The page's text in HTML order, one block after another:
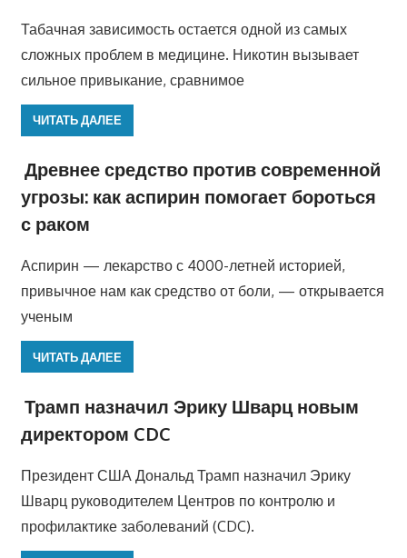
Табачная зависимость остается одной из самых
сложных проблем в медицине. Никотин вызывает
сильное привыкание, сравнимое
ЧИТАТЬ ДАЛЕЕ
Древнее средство против современной
угрозы: как аспирин помогает бороться
с раком
Аспирин — лекарство с 4000-летней историей,
привычное нам как средство от боли, — открывается
ученым
ЧИТАТЬ ДАЛЕЕ
Трамп назначил Эрику Шварц новым
директором CDC
Президент США Дональд Трамп назначил Эрику
Шварц руководителем Центров по контролю и
профилактике заболеваний (CDC).